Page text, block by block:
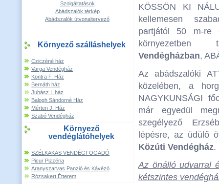
Szolgáltatások
Abádszalók térkép
Abádszalók útvonaltervező
Környező szálláshelyek
Cziczéné ház
Varga Vendégház
Kontra F. Ház
Bernáth ház
Juhász I. ház
Balogh Sándorné Ház
Mérten J. Ház
Szabó Vendégház
Környező
vendéglátóhelyek
SZÉLKAKAS VENDÉGFOGADÓ
Picur Pizzéria
Aranyszarvas Panzió és Kávézó
Rózsakert Étterem
KÖSSÖN KI
kellemesen
partjától 50 m-re
Vendégházban,
Az abádszalóki
közelében, a
NAGYKUNSÁGI
már egyedül
szegélyező
lépésre, az üdülő
Közúti Vendégház.
Az önálló udvarral
kétszintes